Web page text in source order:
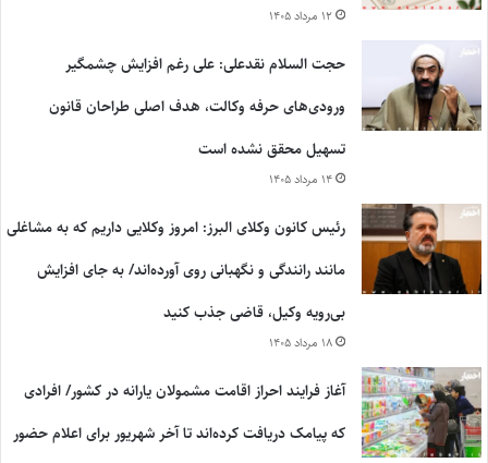
۱۲ مرداد ۱۴۰۵
حجت السلام نقدعلی: علی رغم افزایش چشمگیر
ورودی‌های حرفه وکالت، هدف اصلی طراحان قانون
تسهیل محقق نشده است
۱۴ مرداد ۱۴۰۵
رئیس کانون وکلای البرز: امروز وکلایی داریم که به مشاغلی
مانند رانندگی و نگهبانی روی آورده‌اند/ به جای افزایش
بی‌رویه وکیل، قاضی جذب کنید
۱۸ مرداد ۱۴۰۵
آغاز فرایند احراز اقامت مشمولان یارانه در کشور/ افرادی
که پیامک دریافت کرده‌اند تا آخر شهریور برای اعلام حضور